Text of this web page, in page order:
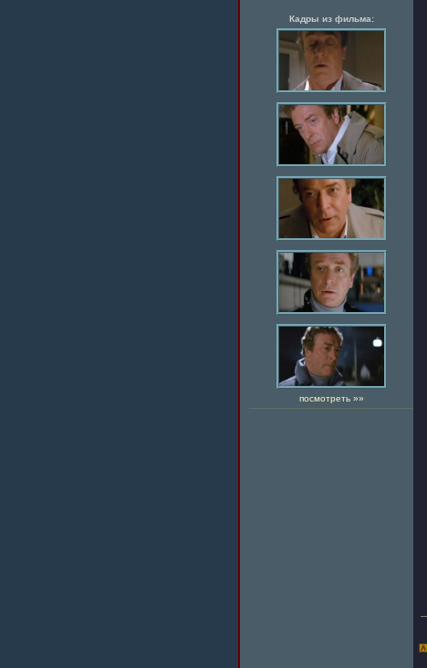
Кадры из фильма:
посмотреть »»